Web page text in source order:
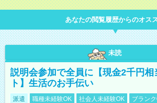
あなたの閲覧履歴からのオス
未読
説明会参加で全員に【現金2千円相
ト】生活のお手伝い
派遣 職種未経験OK 社会人未経験OK
ブラン